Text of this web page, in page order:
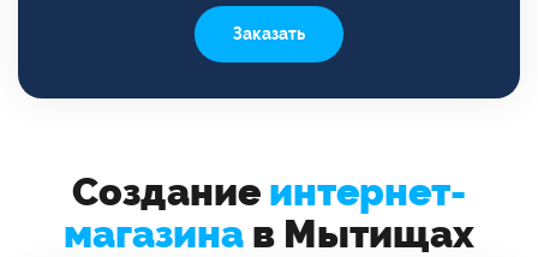
Заказать
Создание интернет-
магазина в Мытищах